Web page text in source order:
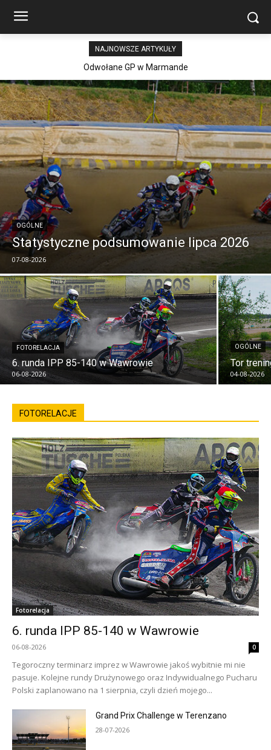
NAJNOWSZE ARTYKUŁY
Nowe zawody w fińskim terminarzu
Odwołane GP w Marmande
OGÓLNE
Statystyczne podsumowanie lipca 2026
07-08-2026
FOTORELACJA
6. runda IPP 85-140 w Wawrowie
06-08-2026
OGÓLNE
Tor
04-08-2026
FOTORELACJE
Fotorelacja
6. runda IPP 85-140 w Wawrowie
06-08-2026 0
Tegoroczny terminarz imprez w Wawrowie jakoś wybitnie mi nie
pasuje. Kolejne rundy Drużynowego oraz Indywidualnego Pucharu
Polski zaplanowano na 1 sierpnia, czyli dzień mojego...
Grand Prix Challenge w Terenzano
28-07-2026